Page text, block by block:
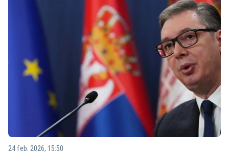
24 feb. 2026, 15:50